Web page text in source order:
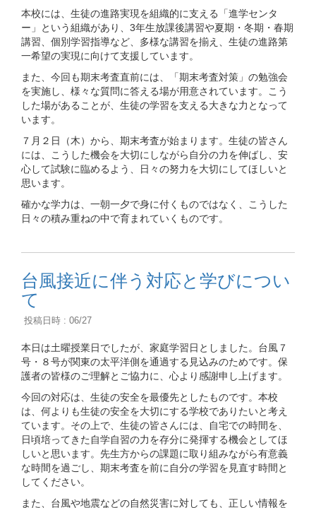
本校には、生徒の進路実現を組織的に支える「進学センタ
ー」という組織があり、3年生放課後講習や夏期・冬期・春期
講習、個別学習指導など、多様な講習を揃え、生徒の進路第
一希望の実現に向けて支援しています。
また、今回も期末考査直前には、「期末考査対策」の勉強会
を実施し、様々な質問に答える場が用意されています。こう
した場があることが、生徒の学習を支える大きな力となって
います。
７月２日（木）から、期末考査が始まります。生徒の皆さん
には、こうした機会を大切にしながら自分の力を伸ばし、安
心して試験に臨めるよう、日々の努力を大切にしてほしいと
思います。
確かな学力は、一朝一夕で身に付くものではなく、こうした
日々の積み重ねの中で育まれていくものです。
台風接近に伴う対応と学びについ
て
投稿日時 : 06/27
本日は土曜授業日でしたが、家庭学習日としました。台風７
号・８号が関東の太平洋側を通過する見込みのためです。保
護者の皆様のご理解とご協力に、心より感謝申し上げます。
今回の対応は、生徒の安全を最優先としたものです。本校
は、何よりも生徒の安全を大切にする学校でありたいと考え
ています。その上で、生徒の皆さんには、自宅での時間を、
日頃培ってきた自学自習の力を存分に発揮する機会としてほ
しいと思います。先生方からの課題に取り組みながら有意義
な時間を過ごし、期末考査を前に自分の学習を見直す時間と
してください。
また、台風や地震などの自然災害に対しても、正しい情報を